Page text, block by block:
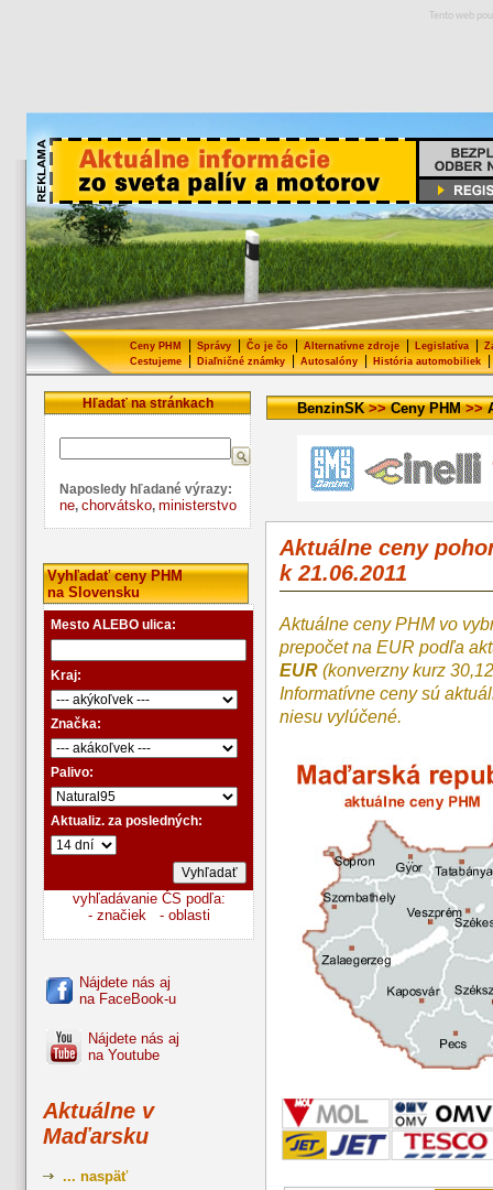
Tento web
Ceny PHM Správy Čo je čo Alternatívne zdroje Legislatíva
Cestujeme| Diaľničné známky| Autosalóny| História automobiliek|
Hľadať na stránkach
Naposledy hľadané výrazy:
ne, chorvátsko, ministerstvo
Vyhľadať ceny PHM
na Slovensku
Mesto ALEBO ulica:
Kraj:
Značka:
Palivo:
Aktualiz. za posledných:
vyhľadávanie ČS podľa:
- značiek
- oblasti
Nájdete nás aj
na FaceBook-u
Nájdete nás aj
na Youtube
Aktuálne v
Maďarsku
... naspäť
BenzinSK>>Ceny PHM>>
Aktuálne ceny
k 21.06.2011
Aktuálne ceny PHM vo
prepočet na EUR podľa
EUR (konverzny kurz
Informatívne ceny sú
niesu vylúčené.